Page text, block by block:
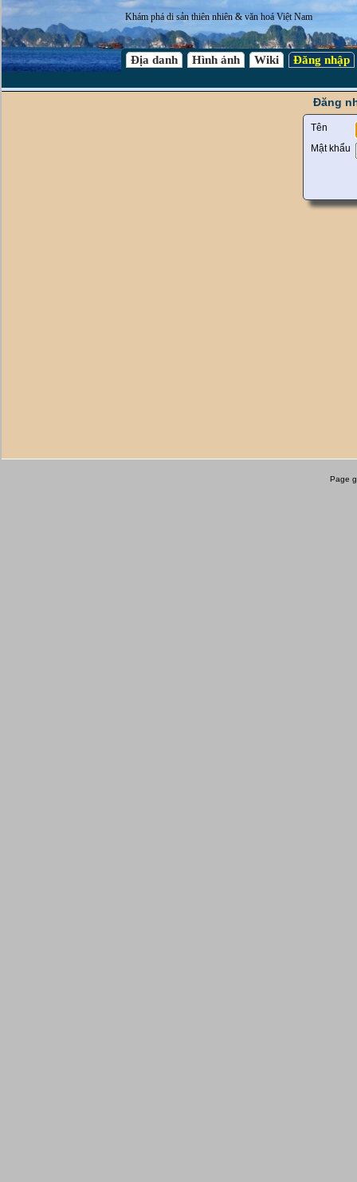
Khám phá di sản thiên nhiên & văn hoá Việt Nam
Địa danh Hình ảnh Wiki Đăng nhập
Đăng
Tên
Mật khẩu
Page